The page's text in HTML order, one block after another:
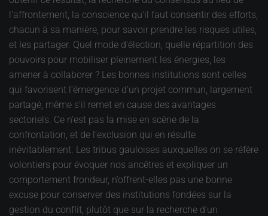
l'affrontement, la conscience qu'il faut consentir des efforts,
chacun à sa manière, pour savoir prendre les risques utiles,
et les partager. Quel mode d'élection, quelle répartition des
pouvoirs pour mobiliser pleinement les énergies, les
amener à collaborer ? Les bonnes institutions sont celles
qui favorisent l’émergence d’un projet commun, largement
partagé, même s’il remet en cause des avantages
sectoriels. Ce n’est pas la mise en scène de la
confrontation, et de l’exclusion qui en résulte
inévitablement. Les tribus gauloises auxquelles on se réfère
volontiers pour évoquer nos ancêtres et expliquer un
comportement frondeur, n’offrent-elles pas une bonne
excuse pour conserver des institutions fondées sur la
gestion du conflit, plutôt que sur la recherche d’un